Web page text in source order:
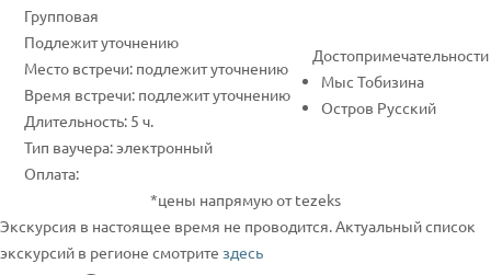
Групповая
Подлежит уточнению
Место встречи: подлежит уточнению
Время встречи: подлежит уточнению
Длительность: 5 ч.
Тип ваучера: электронный
Оплата:
Достопримечательности
Мыс Тобизина
Остров Русский
*цены напрямую от tezeks
Экскурсия в настоящее время не проводится. Актуальный список
экскурсий в регионе смотрите здесь